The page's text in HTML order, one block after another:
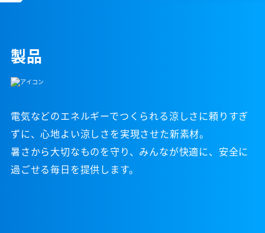
製品
電気などのエネルギーでつくられる涼しさに頼りすぎ
ずに、心地よい涼しさを実現させた新素材。
暑さから大切なものを守り、みんなが快適に、安全に
過ごせる毎日を提供します。